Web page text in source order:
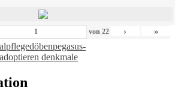
von 22 › »
döbenpegasus-
denkmale